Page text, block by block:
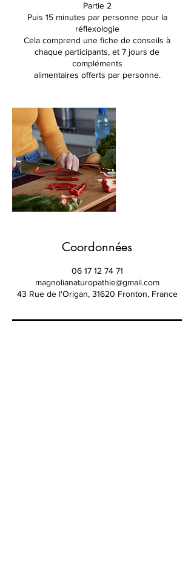
Partie 2
Puis 15 minutes par personne pour la
réflexologie
Cela comprend une fiche de conseils à
chaque participants, et 7 jours de
compléments
alimentaires offerts par personne.
Coordonnées
06 17 12 74 71
magnolianaturopathie@gmail.com
43 Rue de l'Origan, 31620 Fronton, France